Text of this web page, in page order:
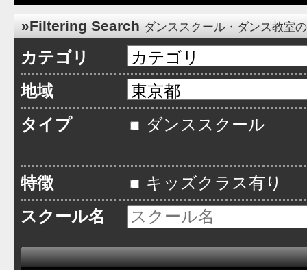
»Filtering Search ダンススクール・ダンス教室
カテゴリ
地域
タイプ
ダンススクール
特徴
キッズクラス有り
スクール名